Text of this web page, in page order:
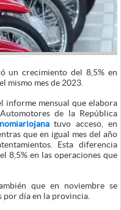
un crecimiento del 8,5% en
mismo mes de 2023.
informe mensual que elabora
de la República
tuvo acceso, en
que en igual mes del año
Esta diferencia
8,5% en las operaciones que
que en noviembre se
día en la provincia.